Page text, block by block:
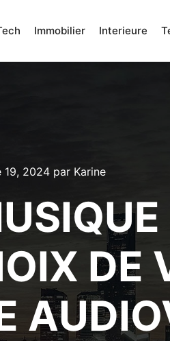
Immobilier Interieure
19, 2024 par Karine
DE